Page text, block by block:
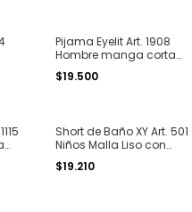
Pijama Eyelit Art. 1908
Hombre manga corta
escote en V algodón
T. S al XL
$19.500
Short de Baño XY Art. 501
Niños Malla Liso con
Bolsillos para atar en la
cintura T. 2 al 14
$19.210